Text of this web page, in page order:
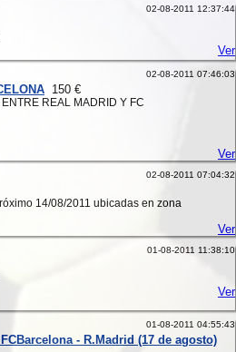
02-08-2011 12:37:44
Ver
02-08-2011 07:46:03
150 €
REAL MADRID Y FC
Ver
02-08-2011 07:04:32
14/08/2011 ubicadas en zona
Ver
01-08-2011 11:38:10
Ver
01-08-2011 04:55:43
- R.Madrid (17 de agosto)